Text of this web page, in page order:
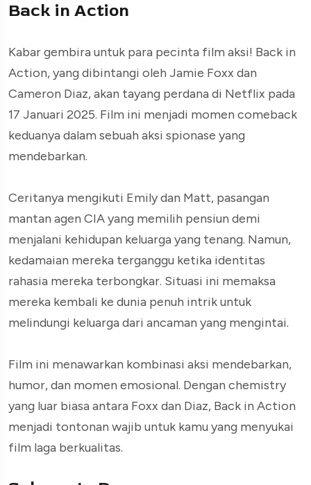
Back in Action
Kabar gembira untuk para pecinta film aksi! Back in
Action, yang dibintangi oleh Jamie Foxx dan
Cameron Diaz, akan tayang perdana di Netflix pada
17 Januari 2025. Film ini menjadi momen comeback
keduanya dalam sebuah aksi spionase yang
mendebarkan.
Ceritanya mengikuti Emily dan Matt, pasangan
mantan agen CIA yang memilih pensiun demi
menjalani kehidupan keluarga yang tenang. Namun,
kedamaian mereka terganggu ketika identitas
rahasia mereka terbongkar. Situasi ini memaksa
mereka kembali ke dunia penuh intrik untuk
melindungi keluarga dari ancaman yang mengintai.
Film ini menawarkan kombinasi aksi mendebarkan,
humor, dan momen emosional. Dengan chemistry
yang luar biasa antara Foxx dan Diaz, Back in Action
menjadi tontonan wajib untuk kamu yang menyukai
film laga berkualitas.